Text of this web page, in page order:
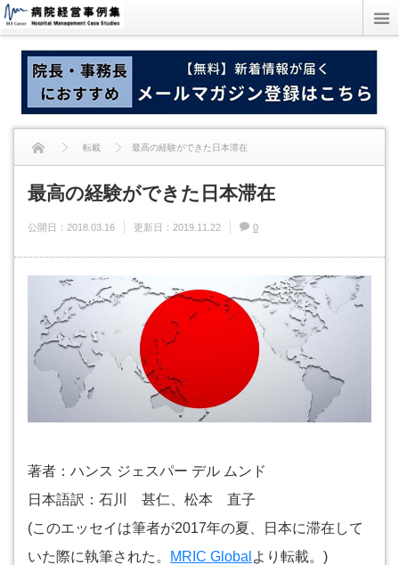
転載 最高の経験ができた日本滞在
最高の経験ができた日本滞在
公開日： 2018.03.16 更新日： 2019.11.22 0
著者：ハンス ジェスパー デル ムンド
日本語訳：石川 甚仁、松本 直子
(このエッセイは筆者が2017年の夏、日本に滞在して
いた際に執筆された。
MRIC Global より転載。)